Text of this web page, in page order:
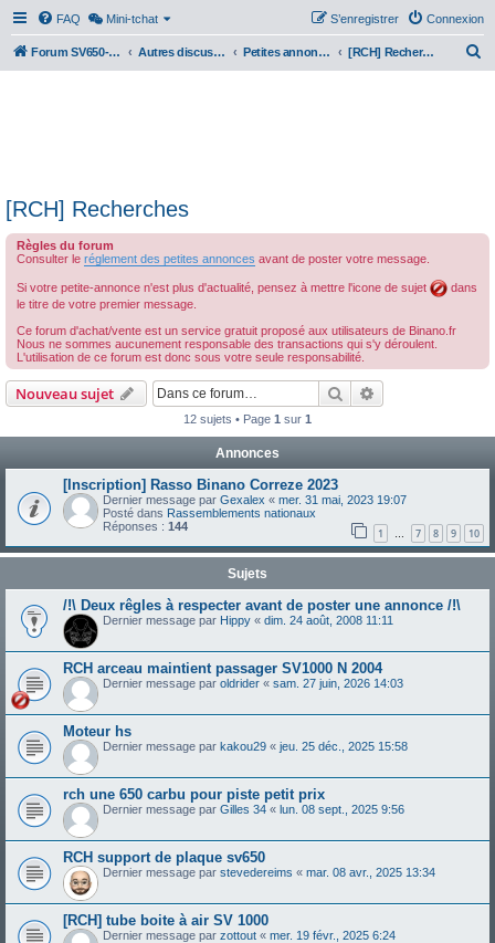
FAQ Mini-tchat Connexion
S’enregistrer
Forum SV650-SV1000 Autres discussions Petites annonces [RCH] Recherches
h
[RCH] Recherches
Règles du forum
Consulter le réglement des petites annonces avant de poster votre message.
Si votre petite-annonce n'est plus d'actualité, pensez à mettre l'icone de sujet
dans
le titre de votre premier message.
Ce forum d'achat/vente est un service gratuit proposé aux utilisateurs de Binano.fr
Nous ne sommes aucunement responsable des transactions qui s'y déroulent.
L'utilisation de ce forum est donc sous votre seule responsabilité.
Nouveau sujet Rechercher
12 sujets • Page 1 sur 1
Annonces
[Inscription] Rasso Binano Correze 2023
Dernier message par Gexalex « mer. 31 mai, 2023 19:07
Posté dans Rassemblements nationaux
Réponses : 144 1 … 7 8 9 10
Sujets
/!\ Deux rêgles à respecter avant de poster une annonce /!\
Dernier message par Hippy « dim. 24 août, 2008 11:11
RCH arceau maintient passager SV1000 N 2004
Dernier message par oldrider « sam. 27 juin, 2026 14:03
Moteur hs
Dernier message par kakou29 « jeu. 25 déc., 2025 15:58
rch une 650 carbu pour piste petit prix
Dernier message par Gilles 34 « lun. 08 sept., 2025 9:56
RCH support de plaque sv650
Dernier message par stevedereims « mar. 08 avr., 2025 13:34
[RCH] tube boite à air SV 1000
Dernier message par zottout « mer. 19 févr., 2025 6:24